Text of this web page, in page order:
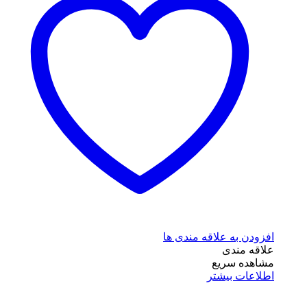
افزودن به علاقه مندی ها
علاقه مندی
مشاهده سریع
اطلاعات بیشتر